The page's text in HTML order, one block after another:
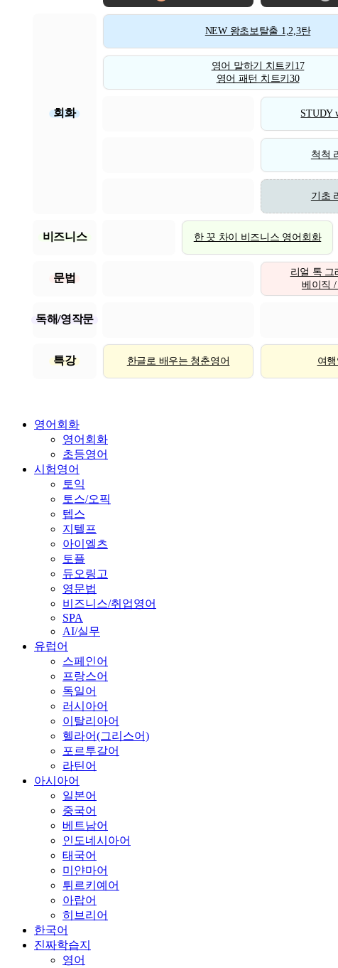
회화
NEW 왕초보탈출 1,2,3탄
영어 말하기 치트키17
영어 패턴 치트키30
STUDY
척척
기초
비즈니스 한 끗 차이 비즈니스 영어회화
문법
리얼 톡 그
베이직 /
독해/영작문
특강 한글로 배우는 청춘영어 여
영어회화
영어회화
초등영어
시험영어
토익
토스/오픽
텝스
지텔프
아이엘츠
토플
듀오링고
영문법
비즈니스/취업영어
SPA
AI/실무
유럽어
스페인어
프랑스어
독일어
러시아어
이탈리아어
헬라어(그리스어)
포르투갈어
라틴어
아시아어
일본어
중국어
베트남어
인도네시아어
태국어
미얀마어
튀르키예어
아랍어
히브리어
한국어
진짜학습지
영어